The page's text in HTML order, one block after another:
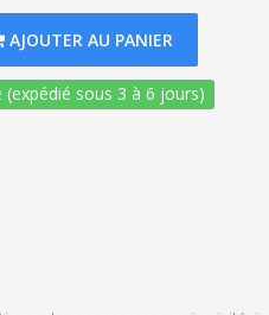
AJOUTER AU PANIER
sous 3 à 6 jours)